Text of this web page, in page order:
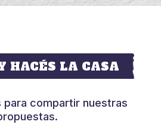
HACÉS LA CASA
para compartir nuestras